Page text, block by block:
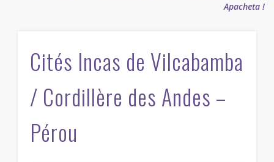
Apacheta !
Cités Incas de Vilcabamba
/ Cordillère des Andes –
Pérou